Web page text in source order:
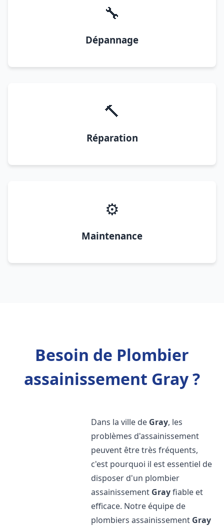
🔧
Dépannage
🔨
Réparation
⚙️
Maintenance
Besoin de Plombier
assainissement Gray ?
Dans la ville de Gray, les
problèmes d'assainissement
peuvent être très fréquents,
c'est pourquoi il est essentiel de
disposer d'un plombier
assainissement Grayfiable et
efficace. Notre équipe de
plombiers assainissement Gray